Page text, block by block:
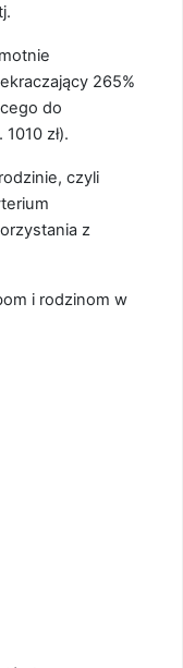
265%
do
zł).
czyli
z
i rodzinom w